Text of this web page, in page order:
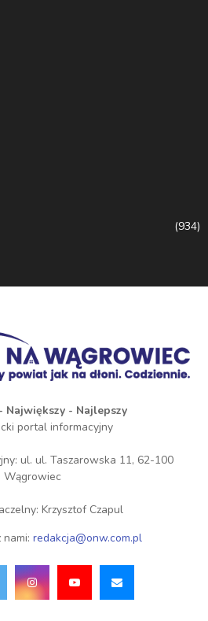
(934)
Największy - Najlepszy
portal informacyjny
ul. ul. Taszarowska 11, 62-100
Wągrowiec
Krzysztof Czapul
redakcja@onw.com.pl